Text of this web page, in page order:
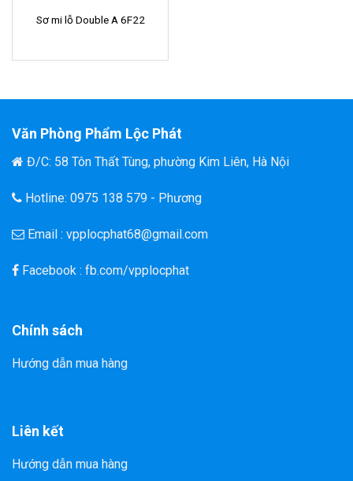
Sơ mi lỗ Double A 6F22
Văn Phòng Phẩm Lộc Phát
Đ/C: 58 Tôn Thất Tùng, phường Kim Liên, Hà Nội
Hotline: 0975 138 579 - Phương
Email : vpplocphat68@gmail.com
Facebook : fb.com/vpplocphat
Chính sách
Hướng dẫn mua hàng
Liên kết
Hướng dẫn mua hàng